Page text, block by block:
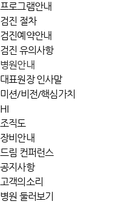
프로그램안내
검진 절차
검진예약안내
검진 유의사항
병원안내
대표원장 인사말
미션/비전/핵심가치
HI
조직도
장비안내
드림 컨퍼런스
공지사항
고객의소리
병원 둘러보기